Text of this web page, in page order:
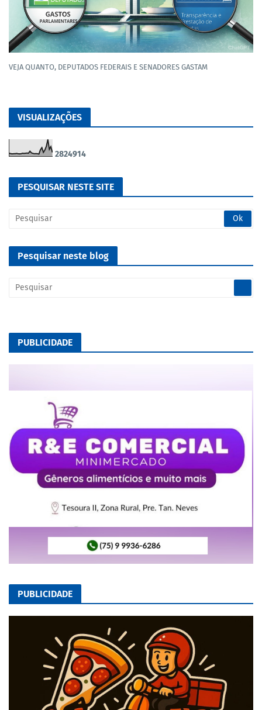
VEJA QUANTO, DEPUTADOS FEDERAIS E SENADORES GASTAM
VISUALIZAÇÕES
2824914
PESQUISAR NESTE SITE
Pesquisar neste blog
PUBLICIDADE
PUBLICIDADE